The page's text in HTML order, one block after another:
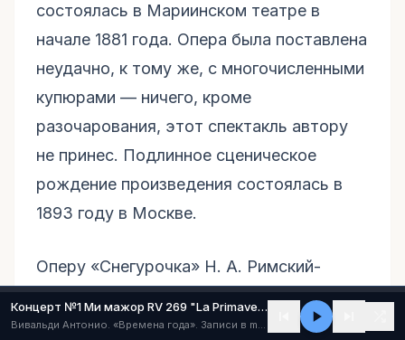
состоялась в Мариинском театре в
начале 1881 года. Опера была поставлена
неудачно, к тому же, с многочисленными
купюрами — ничего, кроме
разочарования, этот спектакль автору
не принес. Подлинное сценическое
рождение произведения состоялась в
1893 году в Москве.
Оперу «Снегурочка» Н. А. Римский-
Корсаков считал своим лучшим
произведением. Композитор говорил:
Концерт №1 Ми мажор RV 269 "La Primavera" ("Весна") (I - Allegro)
Вивальди Антонио. «Времена года». Записи в mp3